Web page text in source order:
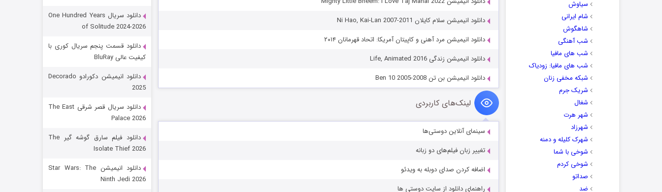
سیاوش
شام ایرانی
شاهگوش
شب آهنگی
شب های مافیا
شب های مافیا: زودیاک
شبکه مخفی زنان
شریک جرم
شغال
شهر هرت
شهرزاد
شهرک کلیله و دمنه
شوخی با شما
شوخی کردم
صداتو
ضد
دانلود انیمیشن سلام کایلان Ni Hao, Kai-Lan 2007-2011
دانلود انیمیشن مرد آهنی و کاپیتان آمریکا: اتحاد قهرمانان ۲۰۱۴
دانلود انیمیشن زندگی Life, Animated 2016
دانلود انیمیشن بن تن Ben 10 2005-2008
لینک‌های کاربردی
سینمای آنلاین دوستی‌ها
تغییر زبان فیلم‌های دو زبانه
اضافه کردن صدای دوبله به ویدئو
راهنمای دانلود از سایت دوستی ها
باب اسفنجی فصل ۱۷
قسمت
دانلود سریال One Hundred Years
of Solitude 2024-2026
دانلود قسمت پنجم سریال کوری با
کیفیت عالی BluRay
دانلود انیمیشن دکورادو Decorado
2025
دانلود سریال قصر شرقی The East
Palace 2026
دانلود فیلم سارق گوشه گیر The
Isolate Thief 2026
دانلود انیمیشن Star Wars: The
Ninth Jedi 2026